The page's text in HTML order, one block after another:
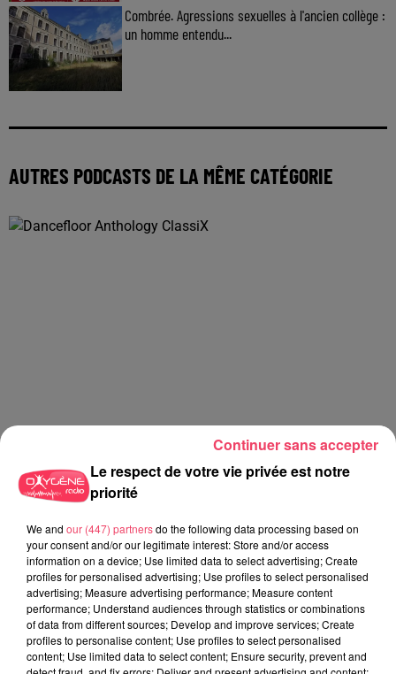
Combrée. Agressions sexuelles à l'ancien collège :
un homme entendu...
AUTRES PODCASTS DE LA MÊME CATÉGORIE
Dancefloor Anthology ClassiX
Le respect de votre vie privée est notre
priorité
We and our (447) partnersdo the following data processing based on
your consent and/or our legitimate interest: Store and/or access
information on a device; Use limited data to select advertising; Create
profiles for personalised advertising; Use profiles to select personalised
advertising; Measure advertising performance; Measure content
performance; Understand audiences through statistics or combinations
of data from different sources; Develop and improve services; Create
profiles to personalise content; Use profiles to select personalised
content; Use limited data to select content; Ensure security, prevent and
Continuer sans accepter